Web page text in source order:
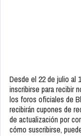
Desde el 22 de julio al
inscribirse para recibir
los foros oficiales de
recibirán cupones de
de actualización por
cómo suscribirse,